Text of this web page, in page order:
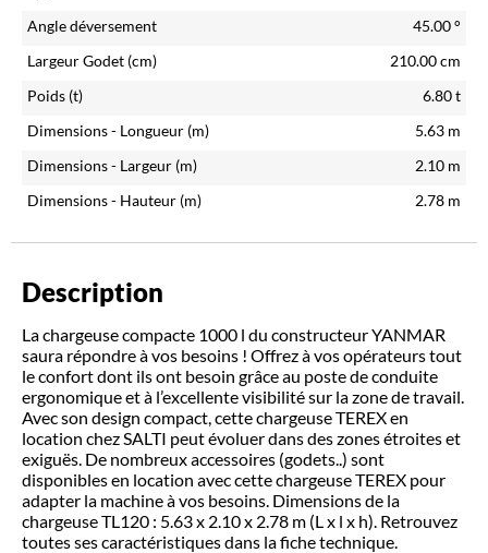
Angle déversement
45.00°
Largeur Godet (cm)
210.00cm
Poids (t)
6.80t
Dimensions - Longueur (m)
5.63 m
Dimensions - Largeur (m)
2.10 m
Dimensions - Hauteur (m)
2.78 m
Description
La chargeuse compacte 1000 l du constructeur YANMAR
saura répondre à vos besoins ! Offrez à vos opérateurs tout
le confort dont ils ont besoin grâce au poste de conduite
ergonomique et à l’excellente visibilité sur la zone de travail.
Avec son design compact, cette chargeuse TEREX en
location chez SALTI peut évoluer dans des zones étroites et
exiguës. De nombreux accessoires (godets..) sont
disponibles en location avec cette chargeuse TEREX pour
adapter la machine à vos besoins. Dimensions de la
chargeuse TL120 : 5.63 x 2.10 x 2.78 m (L x l x h). Retrouvez
toutes ses caractéristiques dans la fiche technique.